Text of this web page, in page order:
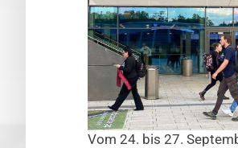
Vom 24. bis 27.